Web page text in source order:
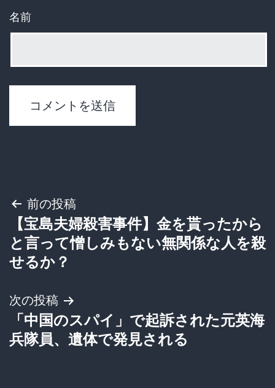
名前
投
稿
ナ
ビ
ゲ
ー
前の投稿
【宝島夫婦殺害事件】金を貰ったから
と言って憎しみもない無関係な人を殺
せるか？
次の投稿
「中国のスパイ」で起訴された元英海
兵隊員、遺体で発見される